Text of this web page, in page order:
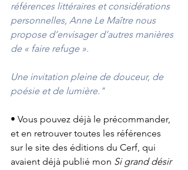
références littéraires et considérations
personnelles, Anne Le Maître nous
propose d’envisager d’autres manières
de « faire refuge ».
Une invitation pleine de douceur, de
poésie et de lumière."
• Vous pouvez déjà le précommander,
et en retrouver toutes les références
sur le site des éditions du Cerf, qui
avaient déjà publié mon Si grand désir